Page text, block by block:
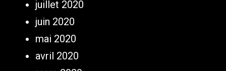
juillet 2020
juin 2020
mai 2020
avril 2020